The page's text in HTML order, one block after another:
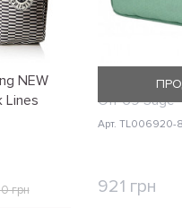
NEW
Lines
грн
Косметичка
Off 69 Sage
Арт. TL006920-
921 грн